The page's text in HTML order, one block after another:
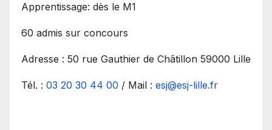
Apprentissage: dès le M1
60 admis sur concours
Adresse : 50 rue Gauthier de Châtillon 59000 Lille
Tél. : 03 20 30 44 00 / Mail : esj@esj-lille.fr